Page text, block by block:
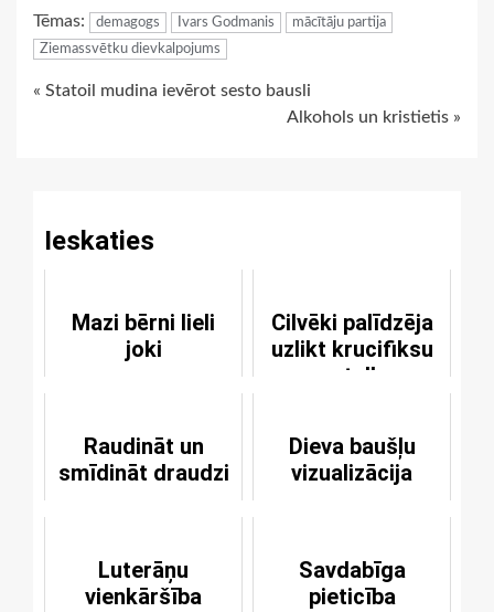
Tēmas: demagogs Ivars Godmanis
mācītāju partija
Ziemassvētku dievkalpojums
Continue
« Statoil mudina ievērot sesto bausli
Alkohols un kristietis »
Ieskaties
Mazi bērni lieli
joki
Cilvēki palīdzēja
uzlikt krucifiksu
un apstulba no
Raudināt un
smīdināt draudzi
Dieva baušļu
vizualizācija
Luterāņu
vienkāršība
Savdabīga
pieticība